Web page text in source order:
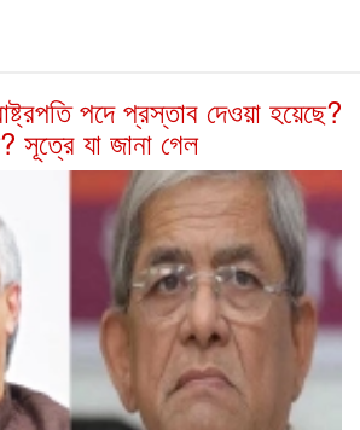
পদে প্রস্তাব দেওয়া হয়েছে?
সূত্রে যা জানা গেল